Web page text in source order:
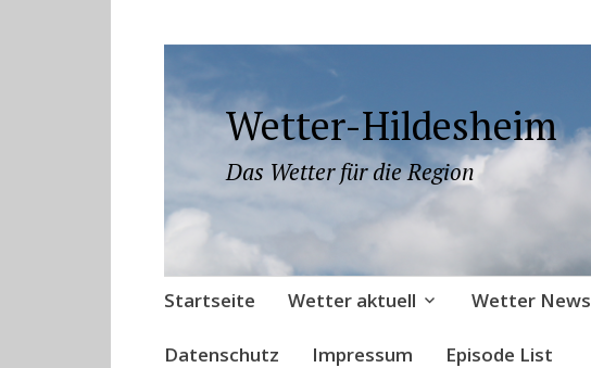
Wetter-Hildesheim
Das Wetter für die Region
Zum
springen
Startseite Wetter aktuell Wetter News
Datenschutz Impressum Episode List